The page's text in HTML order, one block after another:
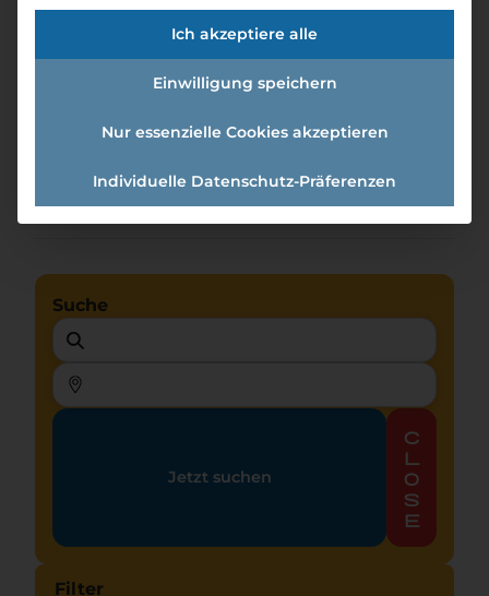
Home»Lehrstellen
Suche
Jetzt suchen
c
l
o
s
e
Filter
Ich akzeptiere alle
Einwilligung speichern
Nur essenzielle Cookies akzeptieren
Individuelle Datenschutz-Präferenzen